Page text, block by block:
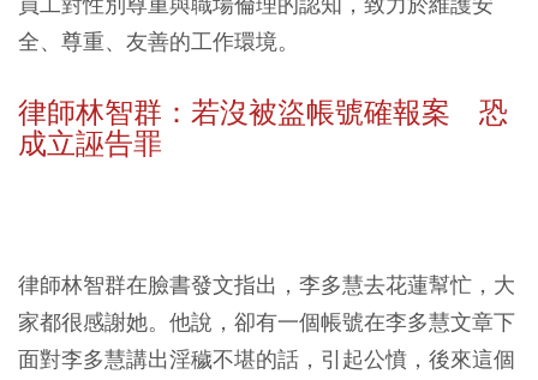
全、尊重、友善的工作環境。
律師林智群：若沒被盜帳號確報案 恐
成立誣告罪
律師林智群在臉書發文指出，李多慧去花蓮幫忙，大
家都很感謝她。他說，卻有一個帳號在李多慧文章下
面對李多慧講出淫穢不堪的話，引起公憤，後來這個